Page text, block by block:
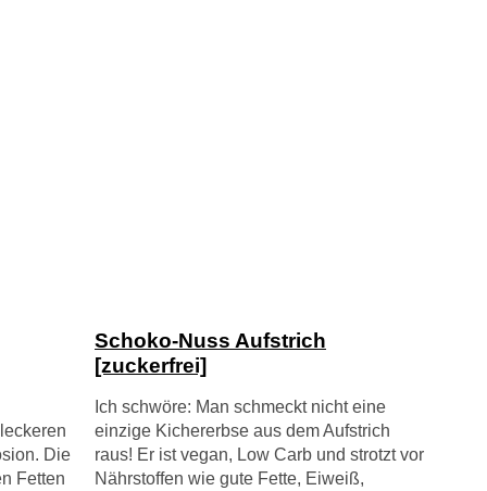
Die
Fetten
Schoko-Nuss Aufstrich
[zuckerfrei]
Ich schwöre: Man schmeckt nicht eine
einzige Kichererbse aus dem Aufstrich
raus! Er ist vegan, Low Carb und strotzt vor
Nährstoffen wie gute Fette, Eiweiß,